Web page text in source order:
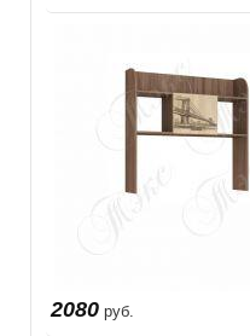
2080 руб.